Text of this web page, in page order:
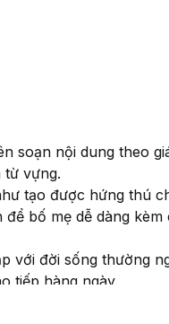
soạn nội dung theo
từ vựng.
tạo được hứng thú
bố mẹ dễ dàng
với đời sống thường
tiếp hàng ngày.
hiệu quả, vừa được